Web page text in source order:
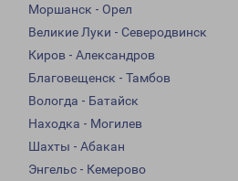
Моршанск - Орел
Великие Луки - Северодвинск
Киров - Александров
Благовещенск - Тамбов
Вологда - Батайск
Находка - Могилев
Шахты - Абакан
Энгельс - Кемерово